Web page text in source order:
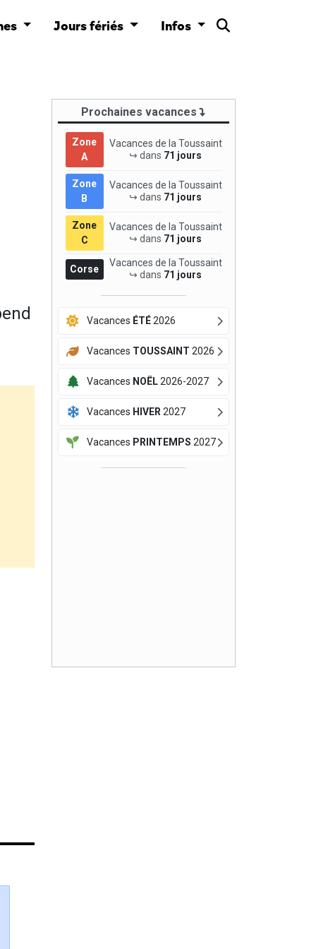
Jours fériés Infos
Prochaines vacances
Zone
A
Vacances de la Toussaint
↪ dans 71 jours
Zone
B
Vacances de la Toussaint
↪ dans 71 jours
Zone
C
Vacances de la Toussaint
↪ dans 71 jours
Corse
Vacances de la Toussaint
↪ dans 71 jours
Vacances ÉTÉ2026
Vacances TOUSSAINT 2026
Vacances NOËL2026-2027
Vacances HIVER 2027
Vacances PRINTEMPS 2027